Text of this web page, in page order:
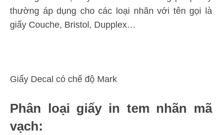
thường áp dụng cho các loại nhãn với tên gọi là
giấy Couche, Bristol, Dupplex…
Giấy Decal có chế độ Mark
Phân loại giấy in tem nhãn mã
vạch: